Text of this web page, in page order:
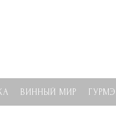
ВИННЫЙ МИР ГУРМЭ